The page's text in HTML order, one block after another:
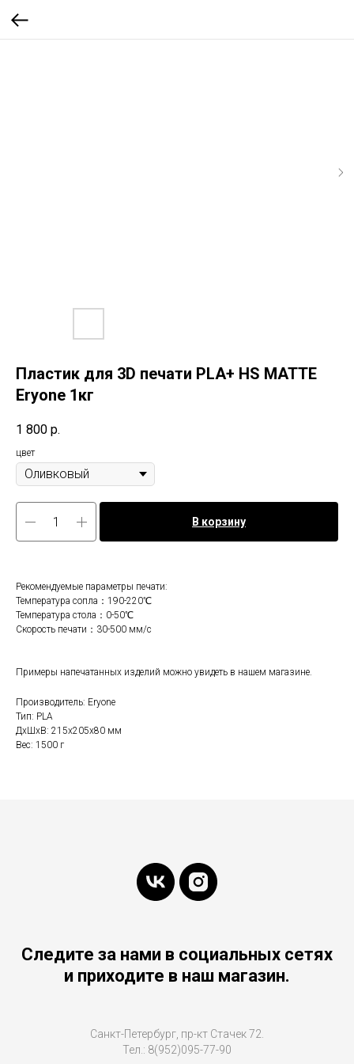
Пластик для 3D печати PLA+ HS MATTE
Eryone 1кг
1 800 р.
цвет
В корзину
Рекомендуемые параметры печати:
Температура сопла：190-220℃
Температура стола：0-50℃
Скорость печати：30-500 мм/с
Примеры напечатанных изделий можно увидеть в нашем магазине.
Производитель: Eryone
Тип: PLA
ДxШxВ: 215x205x80 мм
Вес: 1500 г
Следите за нами в социальных сетях
и приходите в наш магазин.
Санкт-Петербург, пр-кт Стачек 72.
Тел.: 8(952)095-77-90